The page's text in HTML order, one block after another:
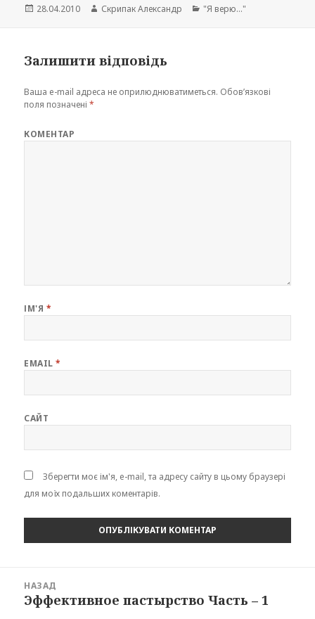
Опубліковано
28.04.2010 Автор
Скрипак Александр Категорії
"Я верю..."
Залишити відповідь
Ваша e-mail адреса не оприлюднюватиметься. Обов’язкові
поля позначені*
КОМЕНТАР
ІМ'Я *
EMAIL*
САЙТ
Зберегти моє ім'я, e-mail, та адресу сайту в цьому браузері
для моїх подальших коментарів.
записів
НАЗАД
Попередній
Эффективное пастырство Часть – 1